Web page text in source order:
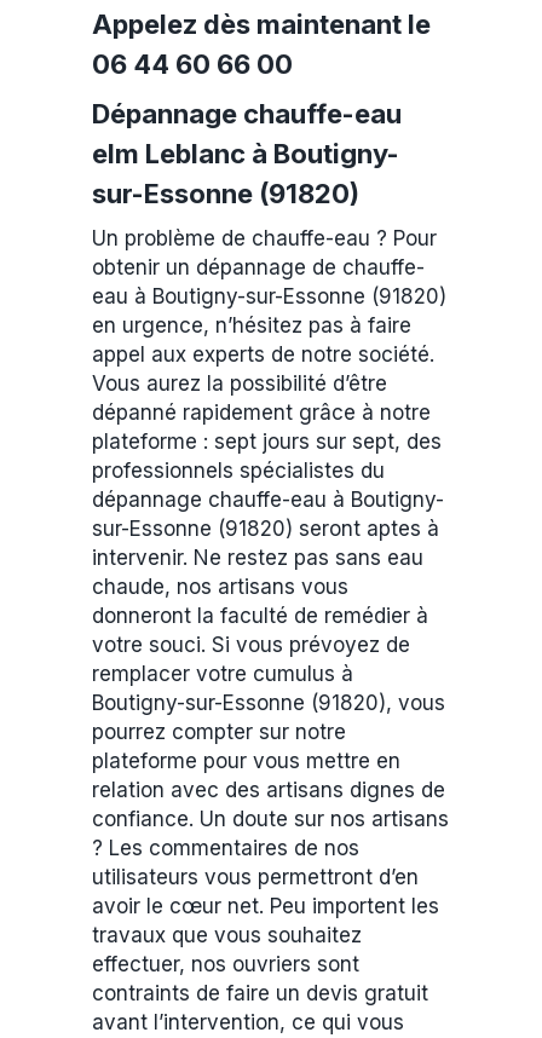
Appelez dès maintenant le
06 44 60 66 00
Dépannage chauffe-eau
elm Leblanc à Boutigny-
sur-Essonne (91820)
Un problème de chauffe-eau ? Pour
obtenir un dépannage de chauffe-
eau à Boutigny-sur-Essonne (91820)
en urgence, n’hésitez pas à faire
appel aux experts de notre société.
Vous aurez la possibilité d’être
dépanné rapidement grâce à notre
plateforme : sept jours sur sept, des
professionnels spécialistes du
dépannage chauffe-eau à Boutigny-
sur-Essonne (91820) seront aptes à
intervenir. Ne restez pas sans eau
chaude, nos artisans vous
donneront la faculté de remédier à
votre souci. Si vous prévoyez de
remplacer votre cumulus à
Boutigny-sur-Essonne (91820), vous
pourrez compter sur notre
plateforme pour vous mettre en
relation avec des artisans dignes de
confiance. Un doute sur nos artisans
? Les commentaires de nos
utilisateurs vous permettront d’en
avoir le cœur net. Peu importent les
travaux que vous souhaitez
effectuer, nos ouvriers sont
contraints de faire un devis gratuit
avant l’intervention, ce qui vous